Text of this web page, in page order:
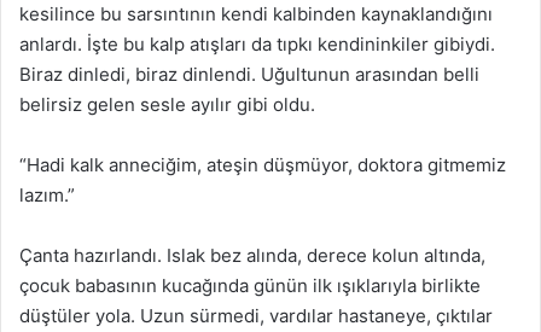
kesilince bu sarsıntının kendi kalbinden kaynaklandığını
anlardı. İşte bu kalp atışları da tıpkı kendininkiler gibiydi.
Biraz dinledi, biraz dinlendi. Uğultunun arasından belli
belirsiz gelen sesle ayılır gibi oldu.
“Hadi kalk anneciğim, ateşin düşmüyor, doktora gitmemiz
lazım.”
Çanta hazırlandı. Islak bez alında, derece kolun altında,
çocuk babasının kucağında günün ilk ışıklarıyla birlikte
düştüler yola. Uzun sürmedi, vardılar hastaneye, çıktılar